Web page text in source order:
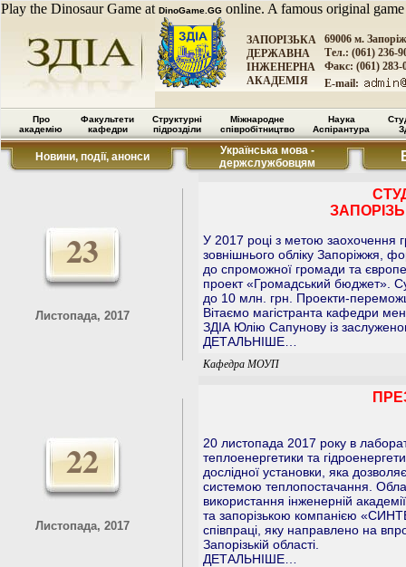
Play the Dinosaur Game at DinoGame.GG online. A famous original
ЗАПОРІЗЬКА
ДЕРЖАВНА
ІНЖЕНЕРНА
АКАДЕМІЯ
69006 м.
Тел.: (061) 236-
Факс: (061) 283-
E-mail:
Про
академію
Факультети
кафедри
Структурні
підрозділи
Міжнародне
співробітництво
Наука
Аспірантура
Новини, події, анонси
Українська мова -
держслужбовцям
23
Листопада, 2017
У 2017 році з метою заохочення
зовнішнього обліку Запоріжжя,
до спроможної громади та
проект «Громадський бюджет».
до 10 млн. грн. Проекти-
Вітаємо магістранта кафедри
ЗДІА Юлію Сапунову із
ДЕТАЛЬНІШЕ…
Кафедра МОУП
22
Листопада, 2017
20 листопада 2017 року в
теплоенергетики та
дослідної установки, яка
системою теплопостачання.
використання інженерній
та запорізькою компанією
співпраці, яку направлено на
Запорізькій області.
ДЕТАЛЬНІШЕ…